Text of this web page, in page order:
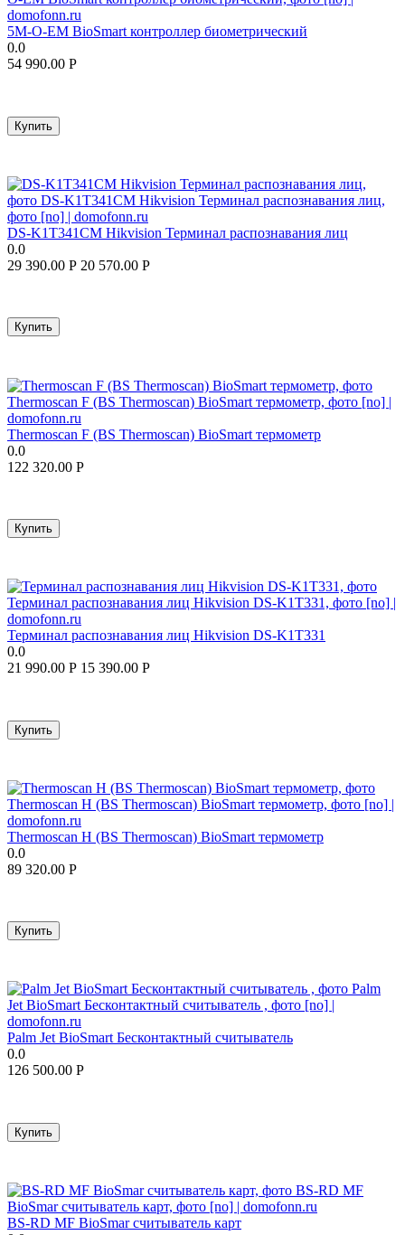
5M-O-EM BioSmart контроллер биометрический
0.0
54 990.00 Р
Купить
DS-K1T341CM Hikvision Терминал распознавания лиц
0.0
29 390.00 Р 20 570.00 Р
Купить
Thermoscan F (BS Thermoscan) BioSmart термометр
0.0
122 320.00 Р
Купить
Терминал распознавания лиц Hikvision DS-K1T331
0.0
21 990.00 Р 15 390.00 Р
Купить
Thermoscan H (BS Thermoscan) BioSmart термометр
0.0
89 320.00 Р
Купить
Palm Jet BioSmart Бесконтактный считыватель
0.0
126 500.00 Р
Купить
BS-RD MF BioSmar считыватель карт